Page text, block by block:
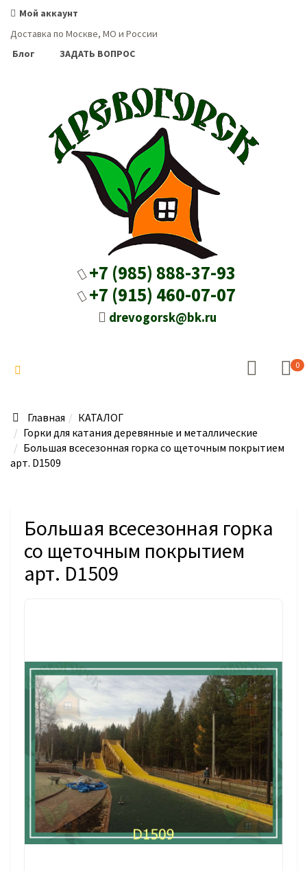
Мой аккаунт
Доставка по Москве, МО и России
Блог
ЗАДАТЬ ВОПРОС
+7 (985) 888-37-93
+7 (915) 460-07-07
drevogorsk@bk.ru
0
Главная
КАТАЛОГ
Горки для катания деревянные и металлические
Большая всесезонная горка со щеточным покрытием
арт. D1509
Большая всесезонная горка
со щеточным покрытием
арт. D1509